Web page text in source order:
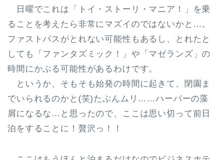
日曜でこれは「トイ・ストーリ・マニア！」を乗
ることを考えたら非常にマズイのではないかと…。
ファストパスがとれない可能性もあるし、とれたと
しても「ファンタズミック！」や「マゼランズ」の
時間にかぶる可能性があるわけです。
というか、そもそも始発の時間に起きて、閉園ま
でいられるのかと(笑)たぶんムリ……ハーバーの藻
屑になるな…と思ったので、ここは思い切って前日
泊をすることに！贅沢っ！！